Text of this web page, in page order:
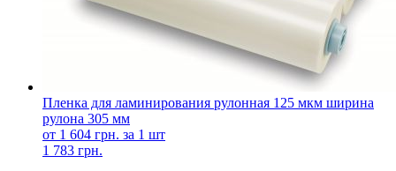
Пленка для ламинирования рулонная 125 мкм ширина
рулона 305 мм
от 1 604 грн. за 1 шт
1 783 грн.